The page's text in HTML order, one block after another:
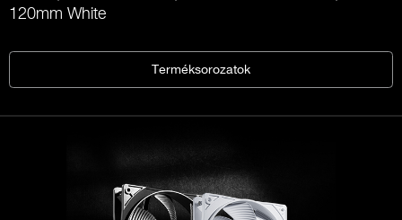
120mm White
Terméksorozatok